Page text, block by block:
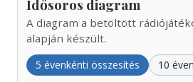
Idősoros diagram
A diagram a betöltött
alapján készült.
5 évenkénti összesítés 10